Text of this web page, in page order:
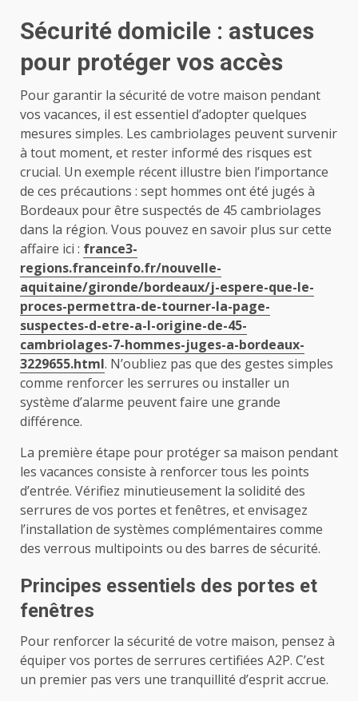
Sécurité domicile : astuces
pour protéger vos accès
Pour garantir la sécurité de votre maison pendant
vos vacances, il est essentiel d’adopter quelques
mesures simples. Les cambriolages peuvent survenir
à tout moment, et rester informé des risques est
crucial. Un exemple récent illustre bien l’importance
de ces précautions : sept hommes ont été jugés à
Bordeaux pour être suspectés de 45 cambriolages
dans la région. Vous pouvez en savoir plus sur cette
affaire ici : france3-
regions.franceinfo.fr/nouvelle-
aquitaine/gironde/bordeaux/j-espere-que-le-
proces-permettra-de-tourner-la-page-
suspectes-d-etre-a-l-origine-de-45-
cambriolages-7-hommes-juges-a-bordeaux-
3229655.html. N’oubliez pas que des gestes simples
comme renforcer les serrures ou installer un
système d’alarme peuvent faire une grande
différence.
La première étape pour protéger sa maison pendant
les vacances consiste à renforcer tous les points
d’entrée. Vérifiez minutieusement la solidité des
serrures de vos portes et fenêtres, et envisagez
l’installation de systèmes complémentaires comme
des verrous multipoints ou des barres de sécurité.
Principes essentiels des portes et
fenêtres
Pour renforcer la sécurité de votre maison, pensez à
équiper vos portes de serrures certifiées A2P. C’est
un premier pas vers une tranquillité d’esprit accrue.